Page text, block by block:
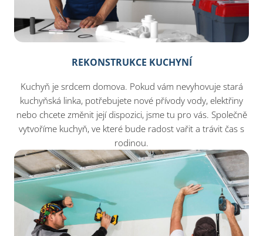
REKONSTRUKCE KUCHYNÍ
Kuchyň je srdcem domova. Pokud vám nevyhovuje stará
kuchyňská linka, potřebujete nové přívody vody, elektřiny
nebo chcete změnit její dispozici, jsme tu pro vás. Společně
vytvoříme kuchyň, ve které bude radost vařit a trávit čas s
rodinou.